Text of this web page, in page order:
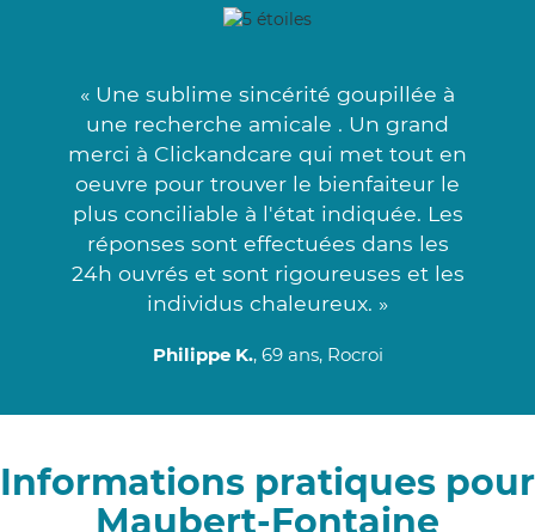
« Une sublime sincérité goupillée à
une recherche amicale . Un grand
merci à Clickandcare qui met tout en
oeuvre pour trouver le bienfaiteur le
plus conciliable à l'état indiquée. Les
réponses sont effectuées dans les
24h ouvrés et sont rigoureuses et les
individus chaleureux. »
Philippe K., 69 ans, Rocroi
Informations pratiques pour
Maubert-Fontaine